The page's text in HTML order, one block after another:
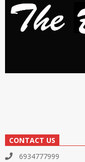
CONTACT US
6934777999